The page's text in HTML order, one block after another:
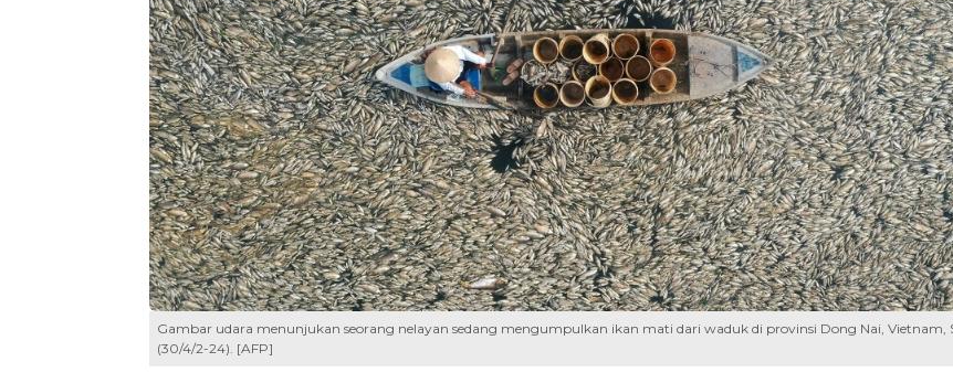
Gambar udara menunjukan seorang nelayan sedang mengumpulkan ikan mati dari waduk di provinsi Dong Nai, Vietnam,
(30/4/2-24). [AFP]